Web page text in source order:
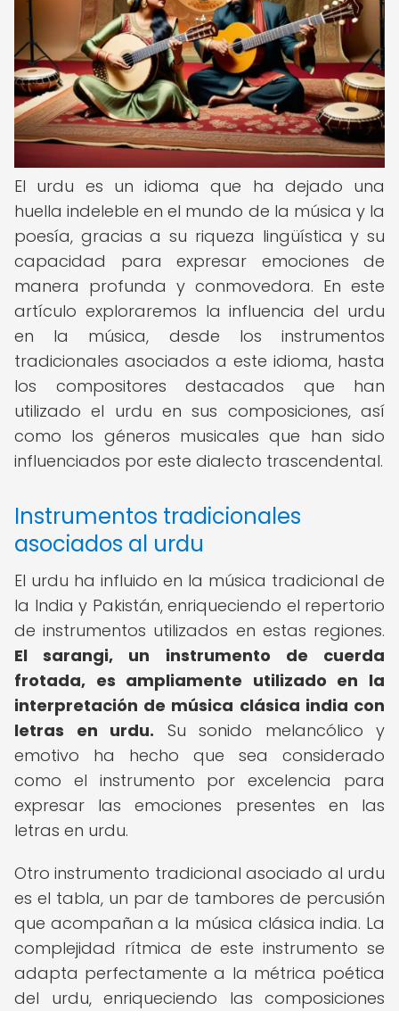
El urdu es un idioma que ha dejado una
huella indeleble en el mundo de la música y la
poesía, gracias a su riqueza lingüística y su
capacidad para expresar emociones de
manera profunda y conmovedora. En este
artículo exploraremos la influencia del urdu
en la música, desde los instrumentos
tradicionales asociados a este idioma, hasta
los compositores destacados que han
utilizado el urdu en sus composiciones, así
como los géneros musicales que han sido
influenciados por este dialecto trascendental.
Instrumentos tradicionales
asociados al urdu
El urdu ha influido en la música tradicional de
la India y Pakistán, enriqueciendo el repertorio
de instrumentos utilizados en estas regiones.
El sarangi, un instrumento de cuerda
frotada, es ampliamente utilizado en la
interpretación de música clásica india con
letras en urdu. Su sonido melancólico y
emotivo ha hecho que sea considerado
como el instrumento por excelencia para
expresar las emociones presentes en las
letras en urdu.
Otro instrumento tradicional asociado al urdu
es el tabla, un par de tambores de percusión
que acompañan a la música clásica india. La
complejidad rítmica de este instrumento se
adapta perfectamente a la métrica poética
del urdu, enriqueciendo las composiciones